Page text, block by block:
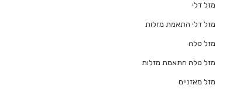
מזל דלי
מזל דלי התאמת מזלות
מזל טלה
מזל טלה התאמת מזלות
מזל מאזניים